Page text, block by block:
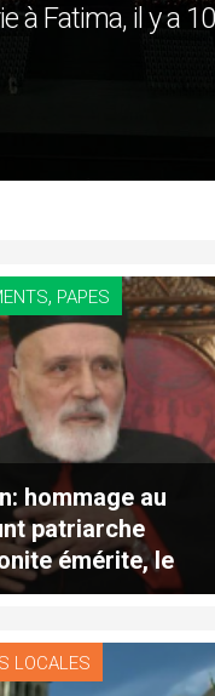
à Fatima, il y a
, PAPES
hommage au
patriarche
émérite, le
Sfeir
LOCALES